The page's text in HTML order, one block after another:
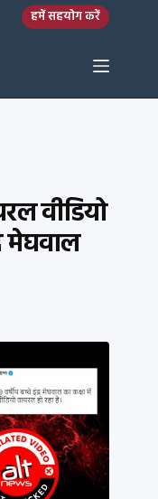
हमें सहयोग करें
वीडियो
मेघवाल